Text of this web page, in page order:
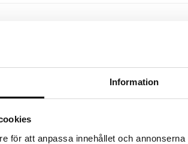
Information
för att anpassa innehållet och